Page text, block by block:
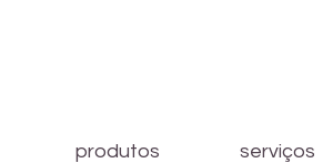
produtos serviços